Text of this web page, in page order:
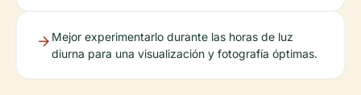
Mejor experimentarlo durante las horas de luz
diurna para una visualización y fotografía óptimas.